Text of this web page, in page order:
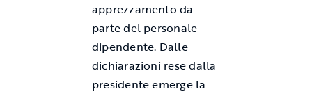
apprezzamento da
parte del personale
dipendente. Dalle
dichiarazioni rese dalla
presidente emerge la